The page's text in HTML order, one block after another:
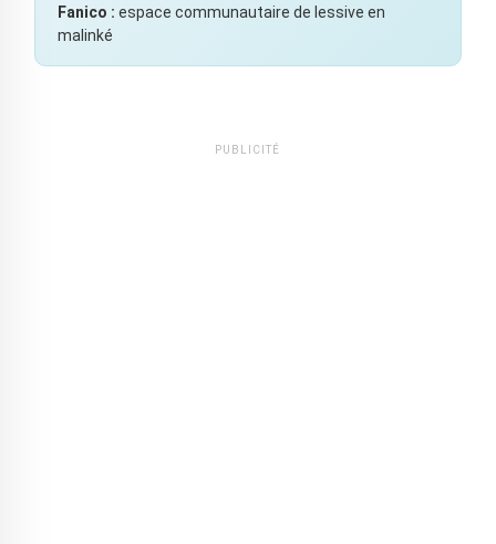
Fanico : espace communautaire de lessive en
malinké
PUBLICITÉ